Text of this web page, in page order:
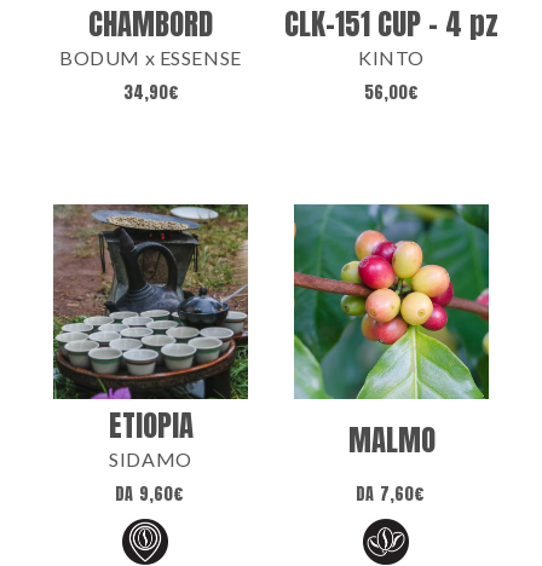
CHAMBORD
BODUM x ESSENSE
34,90€
CLK-151 CUP – 4 pz
KINTO
56,00€
ETIOPIA
SIDAMO
DA 9,60€
MALMO
DA 7,60€